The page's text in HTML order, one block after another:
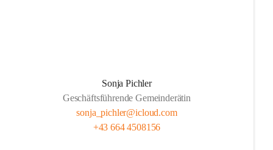
Sonja Pichler
Geschäftsführende Gemeinderätin
sonja_pichler@icloud.com
+43 664 4508156